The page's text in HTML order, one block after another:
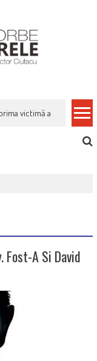
victimă a noi
Fost-A Si David